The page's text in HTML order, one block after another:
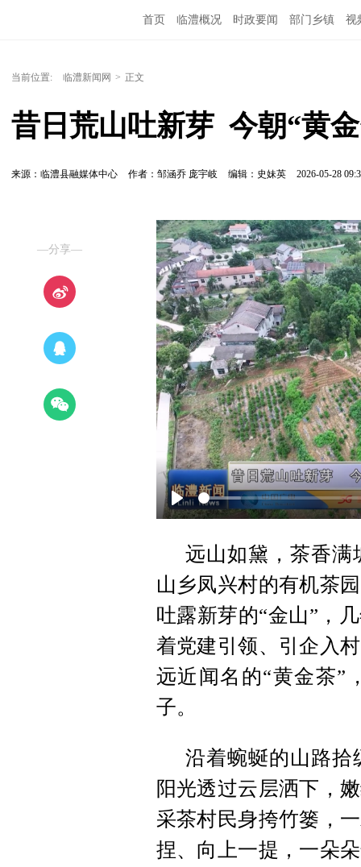
首页 临澧概况 时政要闻 部门乡镇 视
当前位置: 临澧新闻网 > 正文
昔日荒山吐新芽  今朝“黄
来源：临澧县融媒体中心 作者：邹涵乔 庞宇岐 编辑：史妹英 2026-05-28
—分享—
Play
远山如黛，茶香满
山乡凤兴村的有机茶
吐露新芽的“金山”，
着党建引领、引企入
远近闻名的“黄金茶”
子。
沿着蜿蜒的山路拾
阳光透过云层洒下，
采茶村民身挎竹篓，
捏、向上一提，一朵